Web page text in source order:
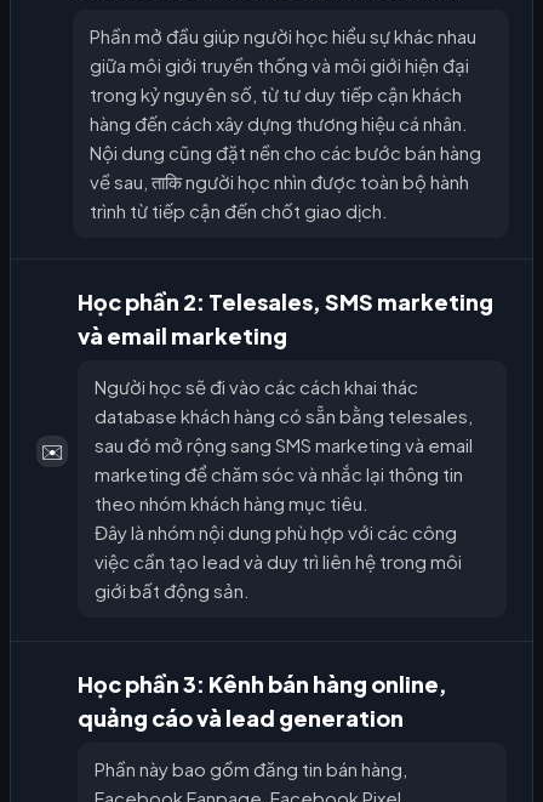
Phần mở đầu giúp người học hiểu sự khác nhau
giữa môi giới truyền thống và môi giới hiện đại
trong kỷ nguyên số, từ tư duy tiếp cận khách
hàng đến cách xây dựng thương hiệu cá nhân.
Nội dung cũng đặt nền cho các bước bán hàng
về sau, ताकि người học nhìn được toàn bộ hành
trình từ tiếp cận đến chốt giao dịch.
✉️
Học phần 2: Telesales, SMS marketing
và email marketing
Người học sẽ đi vào các cách khai thác
database khách hàng có sẵn bằng telesales,
sau đó mở rộng sang SMS marketing và email
marketing để chăm sóc và nhắc lại thông tin
theo nhóm khách hàng mục tiêu.
Đây là nhóm nội dung phù hợp với các công
việc cần tạo lead và duy trì liên hệ trong môi
giới bất động sản.
Học phần 3: Kênh bán hàng online,
quảng cáo và lead generation
Phần này bao gồm đăng tin bán hàng,
Facebook Fanpage, Facebook Pixel,